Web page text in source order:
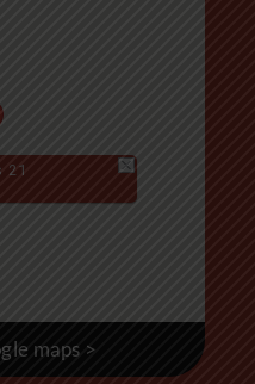
21
maps >